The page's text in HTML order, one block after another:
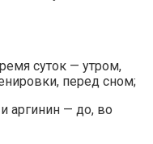
суток — утром,
перед сном;
аргинин — до, во